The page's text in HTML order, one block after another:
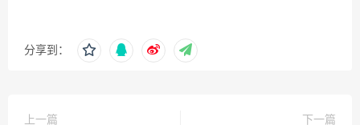
分享到：
上一篇
下一篇